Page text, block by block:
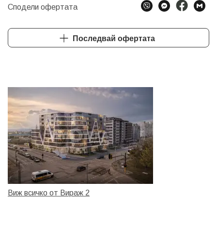
Сподели офертата
Последвай офертата
Виж всичко от Вираж 2